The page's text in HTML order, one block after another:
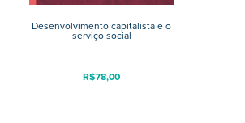
Desenvolvimento capitalista e o
serviço social
R$78,00